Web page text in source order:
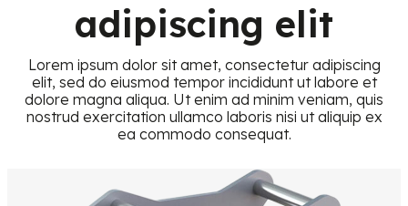
adipiscing elit
Lorem ipsum dolor sit amet, consectetur adipiscing
elit, sed do eiusmod tempor incididunt ut labore et
dolore magna aliqua. Ut enim ad minim veniam, quis
nostrud exercitation ullamco laboris nisi ut aliquip ex
ea commodo consequat.